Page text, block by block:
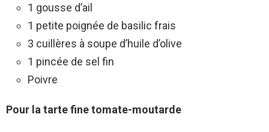
1 gousse d’ail
1 petite poignée de basilic frais
3 cuillères à soupe d’huile d’olive
1 pincée de sel fin
Poivre
Pour la tarte fine tomate-moutarde